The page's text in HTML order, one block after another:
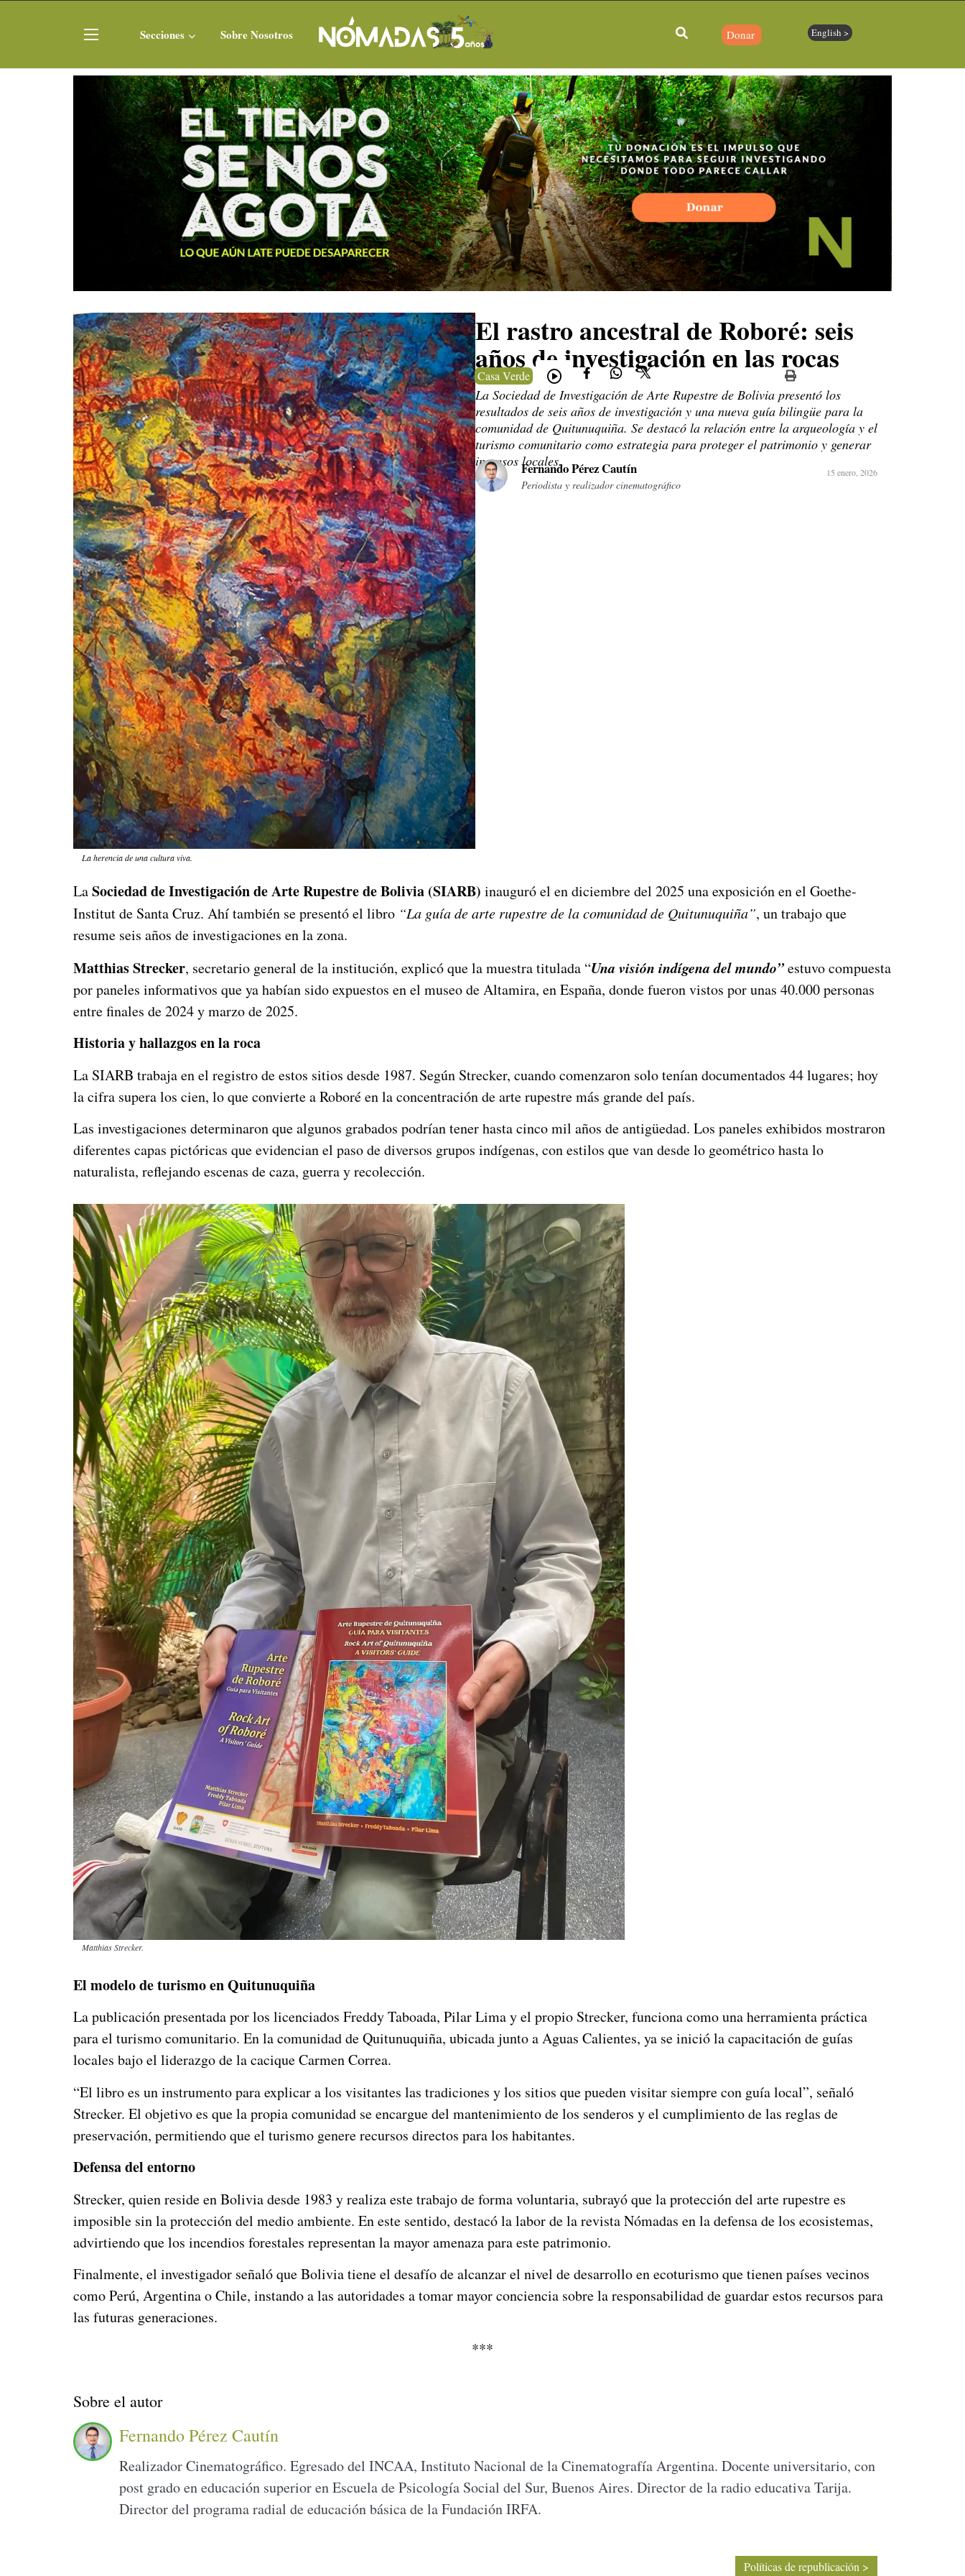
Secciones Sobre Nosotros Donar English >
La herencia de una cultura viva.
El rastro ancestral de Roboré: seis
años de investigación en las rocas
Casa Verde
La Sociedad de Investigación de Arte Rupestre de Bolivia presentó los
resultados de seis años de investigación y una nueva guía bilingüe para la
comunidad de Quitunuquiña. Se destacó la relación entre la arqueología y el
turismo comunitario como estrategia para proteger el patrimonio y generar
ingresos locales.
15 enero, 2026
Fernando Pérez Cautín
Periodista y realizador cinematográfico
LaSociedad de Investigación de Arte Rupestre de Bolivia (SIARB) inauguró el en diciembre del 2025 una exposición en el Goethe-
Institut de Santa Cruz. Ahí también se presentó el libro “La guía de arte rupestre de la comunidad de Quitunuquiña”, un trabajo que
resume seis años de investigaciones en la zona.
Matthias Strecker, secretario general de la institución, explicó que la muestra titulada “Una visión indígena del mundo”estuvo compuesta
por paneles informativos que ya habían sido expuestos en el museo de Altamira, en España, donde fueron vistos por unas 40.000 personas
entre finales de 2024 y marzo de 2025.
Historia y hallazgos en la roca
La SIARB trabaja en el registro de estos sitios desde 1987. Según Strecker, cuando comenzaron solo tenían documentados 44 lugares; hoy
la cifra supera los cien, lo que convierte a Roboré en la concentración de arte rupestre más grande del país.
Las investigaciones determinaron que algunos grabados podrían tener hasta cinco mil años de antigüedad. Los paneles exhibidos mostraron
diferentes capas pictóricas que evidencian el paso de diversos grupos indígenas, con estilos que van desde lo geométrico hasta lo
naturalista, reflejando escenas de caza, guerra y recolección.
Matthias Strecker.
El modelo de turismo en Quitunuquiña
La publicación presentada por los licenciados Freddy Taboada, Pilar Lima y el propio Strecker, funciona como una herramienta práctica
para el turismo comunitario. En la comunidad de Quitunuquiña, ubicada junto a Aguas Calientes, ya se inició la capacitación de guías
locales bajo el liderazgo de la cacique Carmen Correa.
“El libro es un instrumento para explicar a los visitantes las tradiciones y los sitios que pueden visitar siempre con guía local”, señaló
Strecker. El objetivo es que la propia comunidad se encargue del mantenimiento de los senderos y el cumplimiento de las reglas de
preservación, permitiendo que el turismo genere recursos directos para los habitantes.
Defensa del entorno
Strecker, quien reside en Bolivia desde 1983 y realiza este trabajo de forma voluntaria, subrayó que la protección del arte rupestre es
imposible sin la protección del medio ambiente. En este sentido, destacó la labor de la revista Nómadas en la defensa de los ecosistemas,
advirtiendo que los incendios forestales representan la mayor amenaza para este patrimonio.
Finalmente, el investigador señaló que Bolivia tiene el desafío de alcanzar el nivel de desarrollo en ecoturismo que tienen países vecinos
como Perú, Argentina o Chile, instando a las autoridades a tomar mayor conciencia sobre la responsabilidad de guardar estos recursos para
las futuras generaciones.
***
Sobre el autor
Fernando Pérez Cautín
Realizador Cinematográfico. Egresado del INCAA, Instituto Nacional de la Cinematografía Argentina. Docente universitario, con
post grado en educación superior en Escuela de Psicología Social del Sur, Buenos Aires. Director de la radio educativa Tarija.
Director del programa radial de educación básica de la Fundación IRFA.
Políticas de republicación >